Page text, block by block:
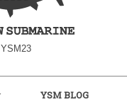
YSM23
YSM BLOG